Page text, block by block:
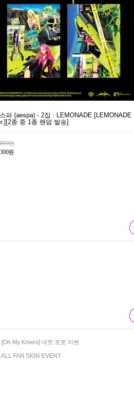
파 (aespa) - 2집 : LEMONADE [LEMONADE
종 중 1종 랜덤 발송]
원
원
My Knees] 네컷 포토 이벤
FAN SIGN EVENT